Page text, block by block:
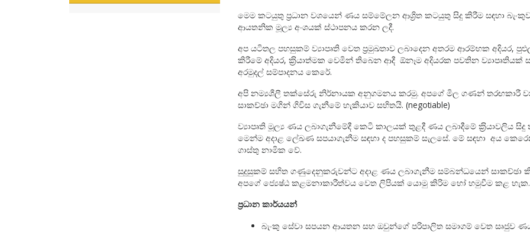
මෙම කටයුතු ප‍්‍රධාන වශයෙන් ණය සම්මේලන ආශ්‍රිත කටයුතු සිදු කිරීම සඳහා
ආයතනික මූල්‍ය අංශයක් ස්ථාපනය කරන ලදී.
අප යටිතල පහසුකම් ව්‍යාපෘති වෙත ප‍්‍රමුඛතාව ලබාදෙන අතරම ආරම්භක අදියර,
කිරීමේ අදියර, ක‍්‍රියාත්මක වෙමින් තිබෙන ආදී ඕනෑම අදියරක පවතින ව්‍යාපෘතියක්
අරමුදල් සම්පාදනය කෙරේ.
අපි නම්‍යශීලී තක්සේරු නිර්නායක අනුගමනය කරමු. අපගේ මිල ගණන් තරඟකාරී
සාකච්ඡා මගින් ගිවිස ගැනීමේ හැකියාව සහිතයි. (negotiable)
ව්‍යාපෘති මූල්‍ය ණය ලබාගැනීමේදී කෙටි කාලයක් තුළදී ණය ලබාදීමේ ක‍්‍රියාවලිය සිදු
මෙන්ම අදාළ ලේඛණ සපයාගැනීම සඳහා ද පහසුකම් සැලසේ. මේ සඳහා අය
ගාස්තු නාමික වේ.
සුදුසුකම් සහිත ගණුදෙනුකරුවන්ට අදාළ ණය ලබාගැනීම සම්බන්ධයෙන් සාකච්ඡා
අපගේ ජ්‍යෙෂ්ඨ කළමනාකාරීත්වය වෙත ලිපියක් යොමු කිරිම හෝ හමුවීම කළ හැක.
ප‍්‍රධාන කාර්යයන්
බැංකු සේවා සපයන ආයතන සහ ඔවුන්ගේ පරිපාලිත සමාගම් වෙත සෘජුව